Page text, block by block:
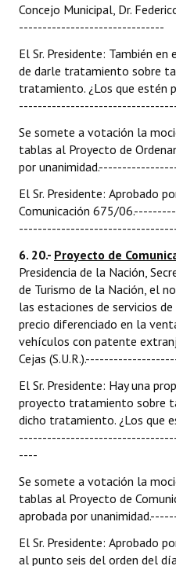
Concejo Municipal, Dr.
-------------------------------
El Sr. Presidente: También
de darle tratamiento sobre
tratamiento. ¿Los que estén
Se somete a votación la
tablas al Proyecto de
por
El Sr. Presidente: Aprobado
Comunicación 675/
6. 20.- Proyecto de
Presidencia de la Nación,
de Turismo de la Nación, el
las estaciones de servicios
precio diferenciado en la
vehículos con patente
Cejas
El Sr. Presidente: Hay una
proyecto tratamiento sobre
dicho tratamiento. ¿Los que
----
Se somete a votación la
tablas al Proyecto de
aprobada por
El Sr. Presidente: Aprobado
al punto seis del orden del